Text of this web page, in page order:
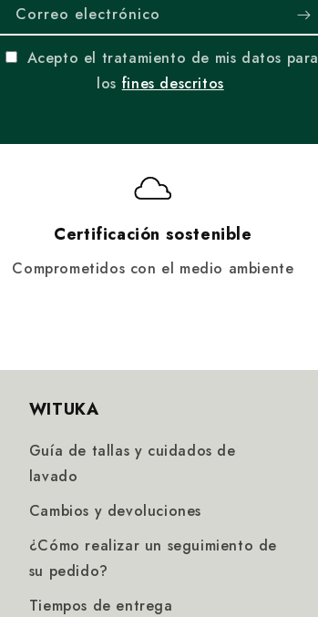
Correo electrónico
Acepto el tratamiento de mis datos para
los fines descritos
Certificación sostenible
Comprometidos con el medio ambiente
WITUKA
Guía de tallas y cuidados de
lavado
Cambios y devoluciones
¿Cómo realizar un seguimiento de
su pedido?
Tiempos de entrega